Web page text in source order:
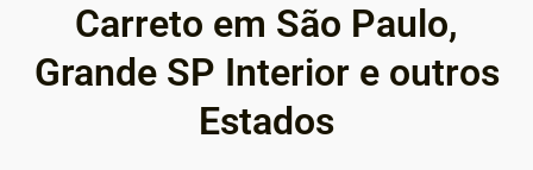
Carreto em São Paulo,
Grande SP Interior e outros
Estados